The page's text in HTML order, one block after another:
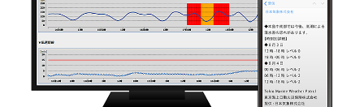
事例紹介
気象情報活用のご相談
お問い合わせ